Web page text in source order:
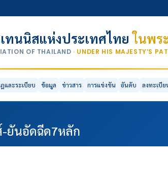
ทนนิสแห่งประเทศไทยในพร
OF THAILAND · UNDER HIS MAJESTY’S
และระเบียบ ข้อมูล ข่าวสาร การแข่งขัน อันดับ ลงทะเบีย
ยันอัดฉีด7หลัก